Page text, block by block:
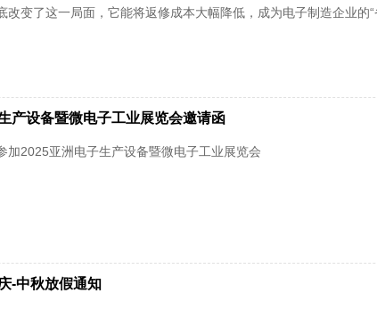
改变了这一局面，它能将返修成本大幅降低，成为电子制造企业的“
产设备暨微电子工业展览会邀请函
加2025亚洲电子生产设备暨微电子工业展览会
-中秋放假通知